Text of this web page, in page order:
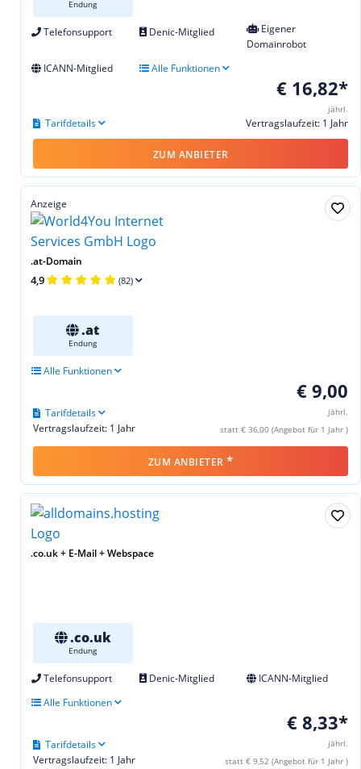
Endung
Telefonsupport Denic-Mitglied
Eigener
Domainrobot
ICANN-Mitglied
Alle Funktionen
€ 16,82*
jährl.
Vertragslaufzeit: 1 Jahr
Tarifdetails
ZUM ANBIETER
Anzeige
.at-Domain
4,9 (82)
.at
Endung
Alle Funktionen
€ 9,00
jährl.
statt € 36,00 (Angebot für 1 Jahr )
Vertragslaufzeit: 1 Jahr
Tarifdetails
ZUM ANBIETER *
.co.uk + E-Mail + Webspace
.co.uk
Endung
Telefonsupport Denic-Mitglied
ICANN-Mitglied
Alle Funktionen
€ 8,33*
jährl.
statt € 9,52 (Angebot für 1 Jahr )
Vertragslaufzeit: 1 Jahr
Tarifdetails